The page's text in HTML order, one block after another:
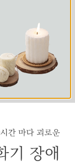
’
근 강박증 한약으
년 불면증 유형별
병 든다.’
없는 한방으로 치료
<자하연 임쌤의 마